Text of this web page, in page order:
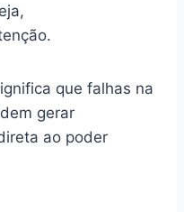
que falhas na
gerar
ao poder